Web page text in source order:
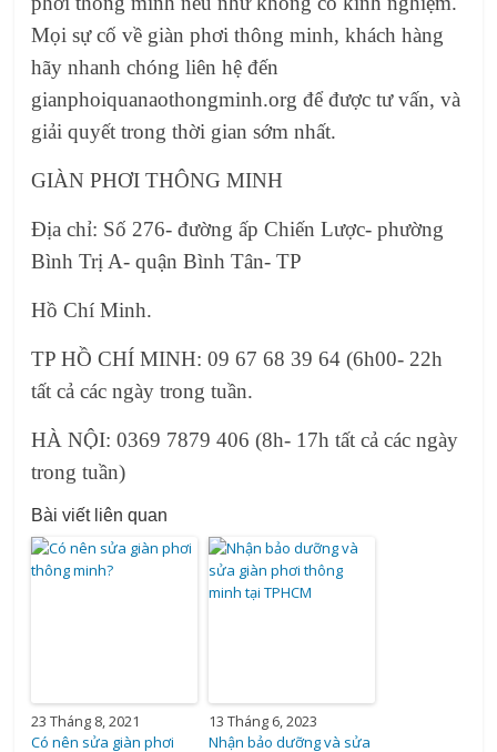
Mọi sự cố về giàn phơi thông minh, khách hàng
hãy nhanh chóng liên hệ đến
gianphoiquanaothongminh.org để được tư vấn, và
giải quyết trong thời gian sớm nhất.
GIÀN PHƠI THÔNG MINH
Địa chỉ: Số 276- đường ấp Chiến Lược- phường
Bình Trị A- quận Bình Tân- TP
Hồ Chí Minh.
TP HỒ CHÍ MINH: 09 67 68 39 64 (6h00- 22h
tất cả các ngày trong tuần.
HÀ NỘI: 0369 7879 406 (8h- 17h tất cả các ngày
trong tuần)
Bài viết liên quan
23 Tháng 8, 2021
Có nên sửa giàn phơi
13 Tháng 6, 2023
Nhận bảo dưỡng và sửa